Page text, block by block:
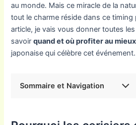
au monde. Mais ce miracle de la
tout le charme réside dans ce timing
article, je vais vous donner toutes
savoirquand et où profiter au
japonaise qui célèbre cet événement.
Sommaire et Navigation